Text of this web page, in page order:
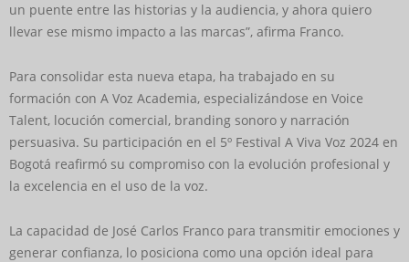
un puente entre las historias y la audiencia, y ahora quiero
llevar ese mismo impacto a las marcas”, afirma Franco.
Para consolidar esta nueva etapa, ha trabajado en su
formación con A Voz Academia, especializándose en Voice
Talent, locución comercial, branding sonoro y narración
persuasiva. Su participación en el 5º Festival A Viva Voz 2024 en
Bogotá reafirmó su compromiso con la evolución profesional y
la excelencia en el uso de la voz.
La capacidad de José Carlos Franco para transmitir emociones y
generar confianza, lo posiciona como una opción ideal para